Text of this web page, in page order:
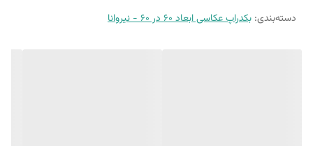
دسته‌بندی: بکدراپ عکاسی ابعاد 60 در 60 - نیروانا